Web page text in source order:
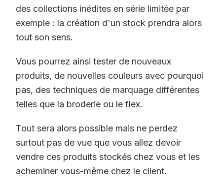
des collections inédites en série limitée par
exemple : la création d'un stock prendra alors
tout son sens.
Vous pourrez ainsi tester de nouveaux
produits, de nouvelles couleurs avec pourquoi
pas, des techniques de marquage différentes
telles que la broderie ou le flex.
Tout sera alors possible mais ne perdez
surtout pas de vue que vous allez devoir
vendre ces produits stockés chez vous et les
acheminer vous-même chez le client.